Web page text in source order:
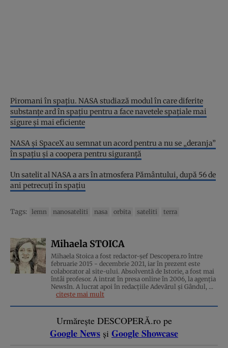
Piromani în spaţiu. NASA studiază modul în care diferite
substanţe ard în spaţiu pentru a face navetele spaţiale mai
sigure şi mai eficiente
NASA și SpaceX au semnat un acord pentru a nu se „deranja”
în spațiu și a coopera pentru siguranță
Un satelit al NASA a ars în atmosfera Pământului, după 56 de
ani petrecuți în spațiu
Tags: lemn nanosateliti nasa orbita sateliti terra
Mihaela STOICA
Mihaela Stoica a fost redactor-șef Descopera.ro între
februarie 2015 - decembrie 2021, iar în prezent este
colaborator al site-ului. Absolventă de Istorie, a fost mai
întâi profesor. A intrat în presa online în 2006, la agenţia
NewsIn. A lucrat apoi în redacţiile Adevărul şi Gândul, ...
citește mai mult
Urmărește DESCOPERĂ.ro pe
Google News și Google Showcase